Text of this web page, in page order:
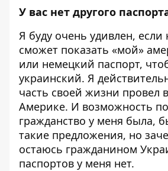
У вас нет другого
Я буду очень удивлен, если
сможет показать «мой»
или немецкий паспорт,
украинский. Я
часть своей жизни провел
Америке. И возможность
гражданство у меня была,
такие предложения, но
остаюсь гражданином
паспортов у меня нет.